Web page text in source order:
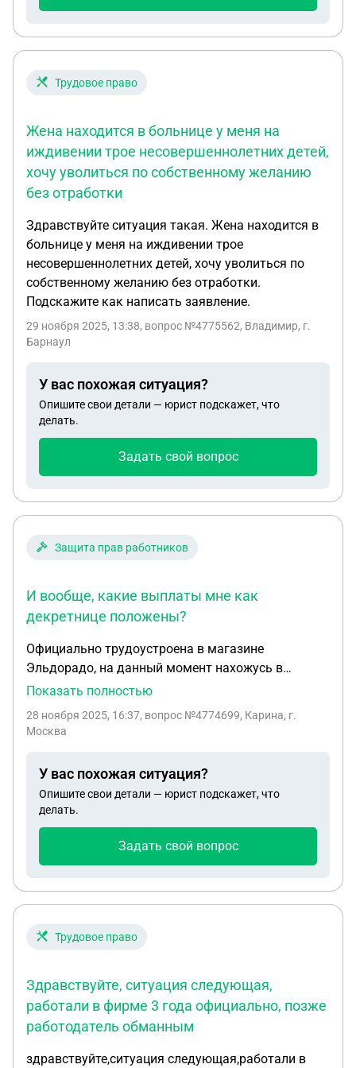
Трудовое право
Жена находится в больнице у меня на
иждивении трое несовершеннолетних детей,
хочу уволиться по собственному желанию
без отработки
Здравствуйте ситуация такая. Жена находится в
больнице у меня на иждивении трое
несовершеннолетних детей, хочу уволиться по
собственному желанию без отработки.
Подскажите как написать заявление.
29 ноября 2025, 13:38, вопрос №4775562, Владимир, г.
Барнаул
У вас похожая ситуация?
Опишите свои детали — юрист подскажет, что
делать.
Задать свой вопрос
Защита прав работников
И вообще, какие выплаты мне как
декретнице положены?
Официально трудоустроена в магазине
Эльдорадо, на данный момент нахожусь в
декретном отпуске, ребенку год и 10. Только
закрывается и просят написать заявление об
потеряю ли я все положенные выплаты) , либо
пусть меня компания сама сокращает? И вообще,
какие выплаты мне как декретнице положены?
Юрист в городе говорит что после увольнения
компания должна мне пол года выплачивать зп(
Показать полностью
28 ноября 2025, 16:37, вопрос №4774699, Карина, г.
Москва
У вас похожая ситуация?
Опишите свои детали — юрист подскажет, что
делать.
Задать свой вопрос
Трудовое право
Здравствуйте, ситуация следующая,
работали в фирме 3 года официально, позже
работодатель обманным
здравствуйте,ситуация следующая,работали в